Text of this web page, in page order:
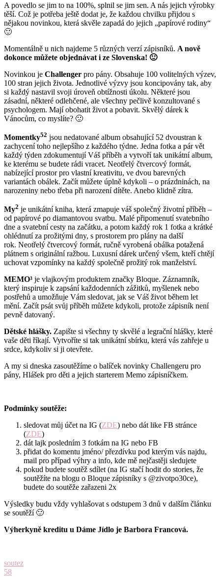
A povedlo se jim to na 100%, splnil se jim sen. A nás jejich výrobky
těší. Což je potřeba ještě dodat je, že každou chvilku přijdou s
nějakou novinkou, která skvěle zapadá do jejich „papírové rodiny“
🙂
Momentálně u nich najdeme 5 různých verzí zápisníků. A nově
dokonce můžete objednávat i ze Slovenska! 🙂
Novinkou je Challenger pro pány. Obsahuje 100 volitelných výzev,
100 stran jejich života. Jednotlivé výzvy jsou koncipovány tak, aby
si každý nastavil svoji úroveň obtížnosti úkolu. Některé jsou
zásadní, některé odlehčené, ale všechny pečlivě konzultované s
psychologem. Mají obohatit život a pobavit. Skvělý dárek k
Vánocům, co myslíte? 🙂
Momentky52 jsou nedatované album obsahující 52 dvoustran k
zachycení toho nejlepšího z každého týdne. Jedna fotka a pár vět
každý týden zdokumentují Váš příběh a vytvoří tak unikátní album,
ke kterému se budete rádi vracet. Neotřelý čtvercový formát,
nabízející prostor pro vlastní kreativitu, ve dvou barevných
variantách obálek. Začít můžete úplně kdykoli – o prázdninách, na
narozeniny nebo třeba při narození dítěte. Anebo klidně zítra.
My2 je unikátní kniha, která zmapuje váš společný životní příběh –
od papírové po diamantovou svatbu. Malé připomenutí svatebního
dne a svatební cesty na začátku, a potom každý rok 1 fotka a krátké
ohlédnutí za prožitými dny, s prostorem pro plány na další
rok. Neotřelý čtvercový formát, ručně vyrobená obálka potažená
plátnem s originální ražbou. Luxusní dárek určený všem, kteří chtějí
uchovat vzpomínky na každý společně prožitý rok manželství.
MEMO³ je vlajkovým produktem značky Bloque. Záznamník,
který inspiruje k zapsání každodenních zážitků, myšlenek nebo
postřehů a umožňuje Vám sledovat, jak se Váš život během let
mění. Začít psát svůj příběh můžete kdykoli, protože zápisník není
pevně datovaný.
Dětské hlášky. Zapište si všechny ty skvělé a legrační hlášky, které
vaše děti říkají. Vytvoříte si tak unikátní sbírku, která vás zahřeje u
srdce, kdykoliv si ji otevřete.
A my si dneska zasoutěžíme o balíček novinky Challengeru pro
pány, Hlášek pro děti a jejich starterem Memo zápisníčkem.
Podmínky soutěže:
sledovat můj účet na IG (ZDE) nebo dát like FB stránce
(ZDE)
dát lajk posledním 3 fotkám na IG nebo FB
přidat do komentu jméno/ přezdívku pod kterým vás najdu,
mail pro případ výhry a info, kde mě nejčastěji sledujete
pokud budete soutěž sdílet (na IG stačí hodit do stories, že
soutěžíte na blogu o Bloque zápisníky s @zivotpo30ce),
budete do soutěže zařazeni 2x
Výsledky budu vždy vyhlašovat s odstupem 3 dnů v dalším článku
se soutěží 🙂
Výherkyně kreditu u Dáme Jídlo je Barbora Francová.
soutez
58